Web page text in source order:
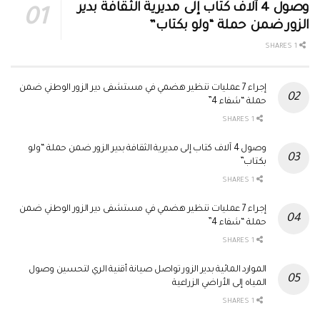
وصول 4 آلاف كتاب إلى مديرية الثقافة بدير
الزور ضمن حملة “ولو بكتاب”
إجراء 7 عمليات تنظير هضمي في مستشفى دير الزور الوطني ضمن
حملة “شفاء 4”
وصول 4 آلاف كتاب إلى مديرية الثقافة بدير الزور ضمن حملة “ولو
بكتاب”
إجراء 7 عمليات تنظير هضمي في مستشفى دير الزور الوطني ضمن
حملة “شفاء 4”
الموارد المائية بدير الزور تواصل صيانة أقنية الري لتحسين وصول
المياه إلى الأراضي الزراعية